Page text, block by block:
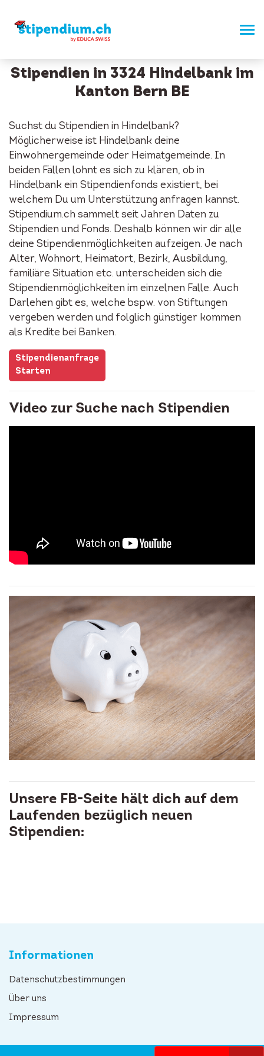
Stipendien in 3324 Hindelbank im
Kanton Bern BE
Suchst du Stipendien in Hindelbank?
Möglicherweise ist Hindelbank deine
Einwohnergemeinde oder Heimatgemeinde. In
beiden Fällen lohnt es sich zu klären, ob in
Hindelbank ein Stipendienfonds existiert, bei
welchem Du um Unterstützung anfragen kannst.
Stipendium.ch sammelt seit Jahren Daten zu
Stipendien und Fonds. Deshalb können wir dir alle
deine Stipendienmöglichkeiten aufzeigen. Je nach
Alter, Wohnort, Heimatort, Bezirk, Ausbildung,
familiäre Situation etc. unterscheiden sich die
Stipendienmöglichkeiten im einzelnen Falle. Auch
Darlehen gibt es, welche bspw. von Stiftungen
vergeben werden und folglich günstiger kommen
als Kredite bei Banken.
Stipendienanfrage
Starten
Video zur Suche nach Stipendien
Unsere FB-Seite hält dich auf dem
Laufenden bezüglich neuen
Stipendien:
Informationen
Datenschutzbestimmungen
Über uns
Impressum